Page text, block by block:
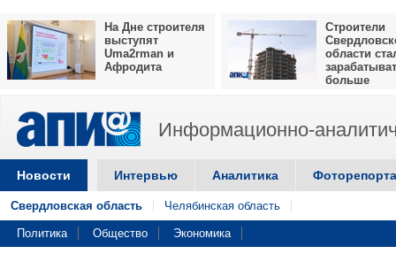
На Дне строителя
выступят
Uma2rman и
Афродита
Строители
области
больше
Информационно-
Новости Интервью Аналитика
Свердловская область Челябинская область
Политика Общество Экономика